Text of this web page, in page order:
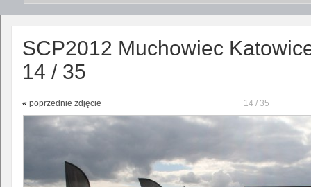
SCP2012 Muchowiec
14 / 35
« poprzednie zdjęcie 14 / 35